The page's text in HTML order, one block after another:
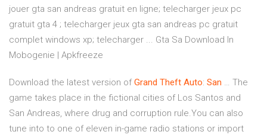
jouer gta san andreas gratuit en ligne; telecharger jeux pc
gratuit gta 4 ; telecharger jeux gta san andreas pc gratuit
complet windows xp; telecharger ... Gta Sa Download In
Mobogenie | Apkfreeze
Download the latest version ofGrand Theft Auto: San … The
game takes place in the fictional cities of Los Santos and
San Andreas, where drug and corruption rule.You can also
tune into to one of eleven in-game radio stations or import